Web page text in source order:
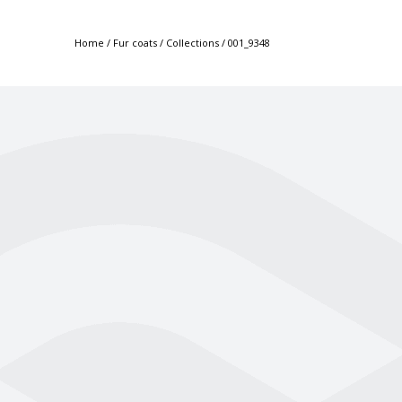
Home / Fur coats / Collections / 001_9348